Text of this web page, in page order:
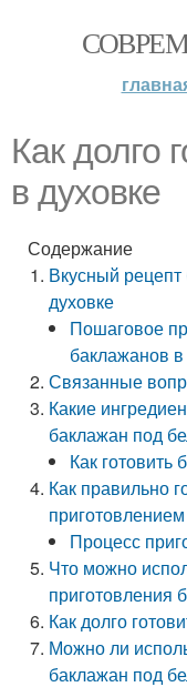
Как долго
в духовке
Содержание
Вкусный
духовке
Пошаговое
баклажанов
Связанные
Какие
баклажан под
Как
Как правильно
Процесс
Что можно
приготовления
Как долго
Можно ли
баклажан под